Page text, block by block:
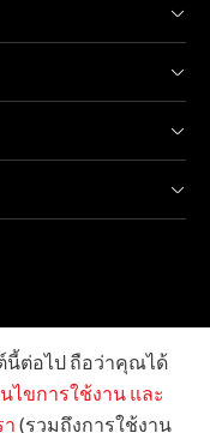
นี้ต่อไป ถือว่าคุณได้
ไขการใช้งาน และ
(รวมถึงการใช้งาน